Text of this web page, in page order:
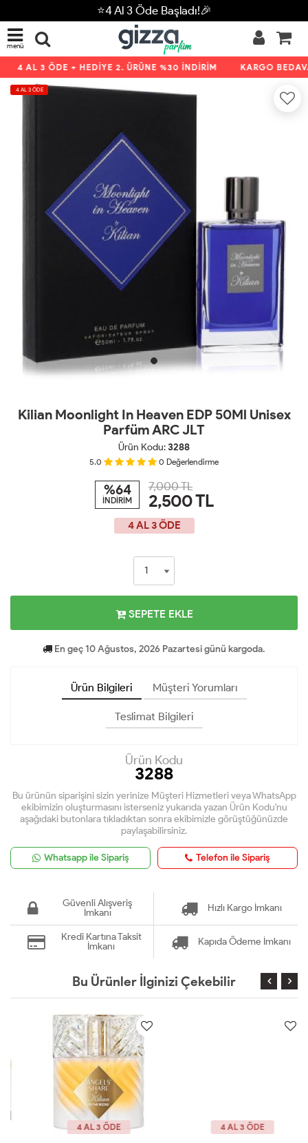
⭐4 Al 3 Öde Başladı!🎉
menü
4 AL 3 ÖDE + HEDİYE 2. ÜRÜNE %30 İNDİRİM KARGO
4 AL 3 ÖDE
Kilian Moonlight In Heaven EDP 50Ml Unisex
Parfüm ARC JLT
Ürün Kodu:3288
5.0 0 Değerlendirme
%64
İNDİRİM
7,000 TL
2,500TL
4 AL 3 ÖDE
SEPETE EKLE
En geç 10 Ağustos, 2026 Pazartesi günü kargoda.
Ürün Bilgileri Müşteri Yorumları
Teslimat Bilgileri
Ürün Kodu
3288
Bu ürünün siparişini sizin yerinize Müşteri Hizmetleri veya WhatsApp
ekibimizin oluşturmasını isterseniz yukarıda yazan Ürün Kodu'nu
aşağıdaki butonlara tıkladıktan sonra ekibimizle görüştüğünüzde
paylaşabilirsiniz.
Whatsapp ile Sipariş Telefon ile Sipariş
Güvenli Alışveriş
İmkanı
Hızlı Kargo İmkanı
Kredi Kartına Taksit
İmkanı
Kapıda Ödeme İmkanı
Bu Ürünler İlginizi Çekebilir
4 AL 3 ÖDE 4 AL 3 ÖDE